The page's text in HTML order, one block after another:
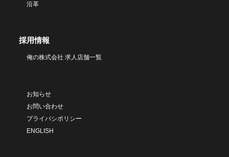
沿革
採用情報
俺の株式会社 求人店舗一覧
お知らせ
お問い合わせ
プライバシポリシー
ENGLISH